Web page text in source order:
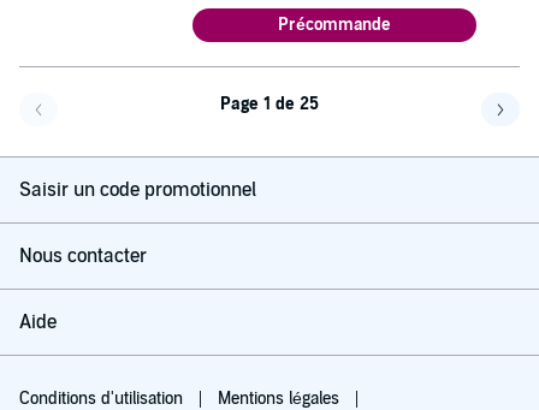
Précommande
Page 1 de 25
Saisir un code promotionnel
Nous contacter
Aide
Conditions d'utilisation Mentions légales